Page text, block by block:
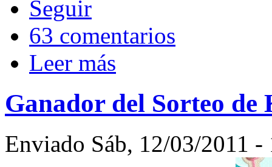
63 comentarios
Leer más
Ganador del Sorteo de
Enviado Sáb, 12/03/2011 -